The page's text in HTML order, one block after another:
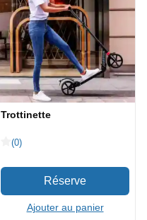
Trottinette
(0)
Ajouter au panier